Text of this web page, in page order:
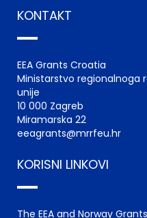
KONTAKT
EEA Grants Croatia
Ministarstvo regionalnoga
unije
10 000 Zagreb
Miramarska 22
eeagrants@mrrfeu.hr
KORISNI LINKOVI
The EEA and Norway Grants